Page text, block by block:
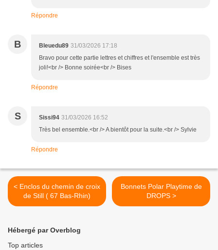
Répondre
B Bleuedu89 31/03/2026 17:18
Bravo pour cette partie lettres et chiffres et l'ensemble est très
joli!<br /> Bonne soirée<br /> Bises
Répondre
S Sissi94 31/03/2026 16:52
Très bel ensemble.<br /> A bientôt pour la suite.<br /> Sylvie
Répondre
< Enclos du chemin de croix
de Still ( 67 Bas-Rhin)
Bonnets Polar Playtime de
DROPS >
Hébergé par Overblog
Top articles